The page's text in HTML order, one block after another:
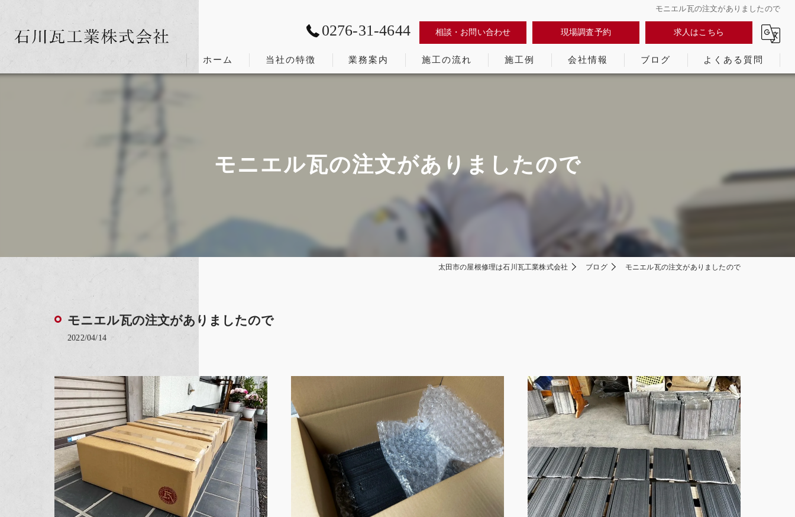
モニエル瓦の注文がありましたので
0276-31-4644 相談・お問い合わせ 現場調査予約 求人はこちら
ホーム 当社の特徴
太田市の屋根修理･石川瓦工業株式会社のお客様の声
業務案内 施工の流れ 施工例 会社情報 ブログ よくある質問
モニエル瓦の注文がありましたので
太田市の屋根修理は石川瓦工業株式会社 ブログ モニエル瓦の注文がありましたので
モニエル瓦の注文がありましたので
2022/04/14